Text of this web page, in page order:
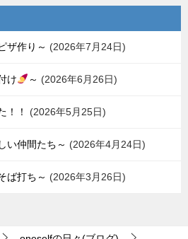
ザ作り～ 2026年7月24日
け ～ 2026年6月26日
！！ 2026年5月25日
い仲間たち～ 2026年4月24日
打ち～ 2026年3月26日